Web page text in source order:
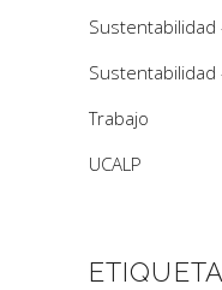
Sustentabilidad
Trabajo
UCALP